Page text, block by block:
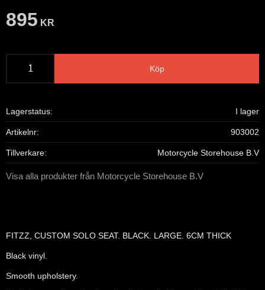
895 KR
Köp
Lagerstatus I lager
Artikelnr 903002
Tillverkare Motorcycle Storehouse B.V
Visa alla produkter från Motorcycle Storehouse B.V
FITZZ, CUSTOM SOLO SEAT. BLACK. LARGE. 6CM THICK
Black vinyl.
Smooth upholstery.